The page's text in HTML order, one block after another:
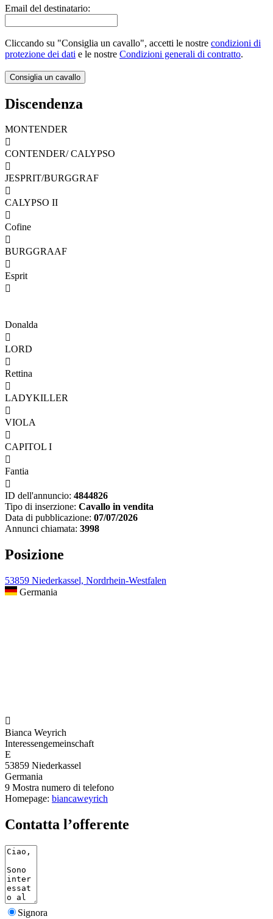
Email del destinatario:
Cliccando su "Consiglia un cavallo", accetti le nostre condizioni di
protezione dei dati e le nostre Condizioni generali di contratto.
Discendenza
MONTENDER

CONTENDER/ CALYPSO

JESPRIT/BURGGRAF

CALYPSO II

Cofine

BURGGRAAF

Esprit

Donalda

LORD

Rettina

LADYKILLER

VIOLA

CAPITOL I

Fantia

ID dell'annuncio: 4844826
Tipo di inserzione: Cavallo in vendita
Data di pubblicazione: 07/07/2026
Annunci chiamata: 3998
Posizione
53859 Niederkassel, Nordrhein-Westfalen
Germania

Bianca Weyrich
Interessengemeinschaft
E
53859 Niederkassel
Germania
9 Mostra numero di telefono
Homepage: biancaweyrich
Contatta l’offerente
Signora